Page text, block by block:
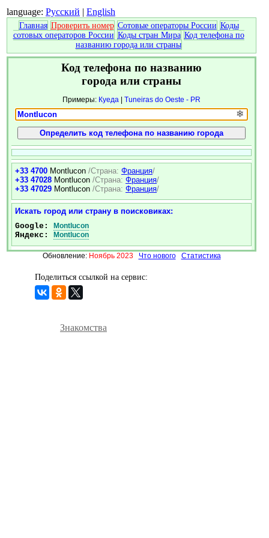
language: Русский | English
Главная Проверить номер Сотовые операторы России Коды
сотовых операторов России Коды стран Мира Код телефона по
названию города или страны
Код телефона по названию
города или страны
Примеры: Куеда | Tuneiras do Oeste - PR
❄
+33 4700 Montlucon /Страна: Франция/
+33 47028 Montlucon /Страна: Франция/
+33 47029 Montlucon /Страна: Франция/
Искать город или страну в поисковиках:
Google: Montlucon
Яндекс: Montlucon
Обновление: Ноябрь 2023 Что нового Статистика
Поделиться ссылкой на сервис:
Знакомства